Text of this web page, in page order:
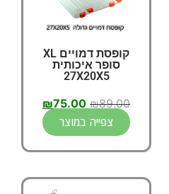
קופסת דמויים XL
סופר איכותית
27X20X5
₪89.00
₪75.00
צפייה במוצר